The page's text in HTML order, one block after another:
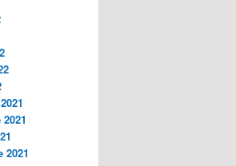
2021